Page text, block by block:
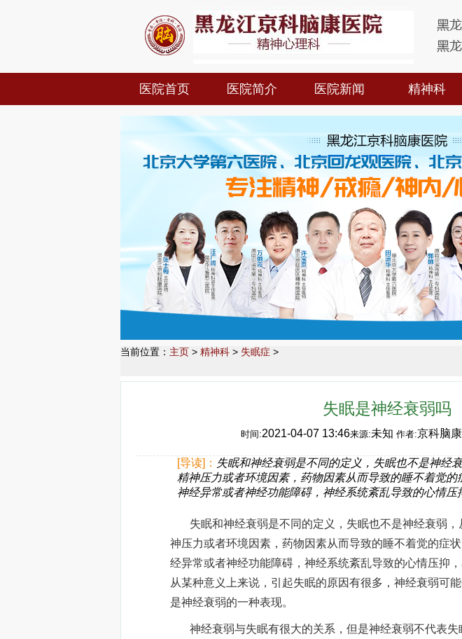
医院首页 医院简介 医院新闻 精神科
当前位置： 主页 > 精神科 > 失眠症 >
失眠是神经衰弱吗
时间:2021-04-07 13:46来源:未知 作者:京科脑康
[导读]： 失眠和神经衰弱是不同的定义，失眠也不是神经
精神压力或者环境因素，药物因素从而导致的睡不着觉
神经异常或者神经功能障碍，神经系统紊乱导致的心情压
失眠和神经衰弱是不同的定义，失眠也不是神经衰弱，
神压力或者环境因素，药物因素从而导致的睡不着觉的症
经异常或者神经功能障碍，神经系统紊乱导致的心情压抑
从某种意义上来说，引起失眠的原因有很多，神经衰弱可
是神经衰弱的一种表现。
神经衰弱与失眠有很大的关系，但是神经衰弱不代表失